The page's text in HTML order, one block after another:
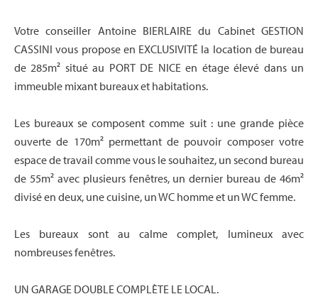
Votre conseiller Antoine BIERLAIRE du Cabinet GESTION
CASSINI vous propose en EXCLUSIVITÉ la location de bureau
de 285m² situé au PORT DE NICE en étage élevé dans un
immeuble mixant bureaux et habitations.
Les bureaux se composent comme suit : une grande pièce
ouverte de 170m² permettant de pouvoir composer votre
espace de travail comme vous le souhaitez, un second bureau
de 55m² avec plusieurs fenêtres, un dernier bureau de 46m²
divisé en deux, une cuisine, un WC homme et un WC femme.
Les bureaux sont au calme complet, lumineux avec
nombreuses fenêtres.
UN GARAGE DOUBLE COMPLÈTE LE LOCAL.